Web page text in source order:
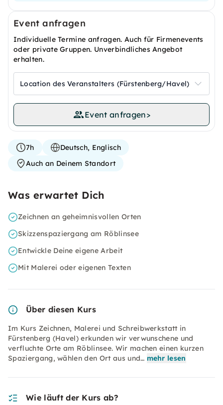
Event anfragen
Individuelle Termine anfragen. Auch für Firmenevents
oder private Gruppen. Unverbindliches Angebot
erhalten.
Location des Veranstalters (Fürstenberg/Havel)
Event anfragen>
7h
Deutsch, Englisch
Auch an Deinem Standort
Was erwartet Dich
Zeichnen an geheimnisvollen Orten
Skizzenspaziergang am Röblinsee
Entwickle Deine eigene Arbeit
Mit Malerei oder eigenen Texten
Über diesen Kurs
Im Kurs Zeichnen, Malerei und Schreibwerkstatt in
Fürstenberg (Havel) erkunden wir verwunschene und
verfluchte Orte am Röblinsee. Wir machen einen kurzen
Spaziergang, wählen den Ort aus und… mehr lesen
Wie läuft der Kurs ab?